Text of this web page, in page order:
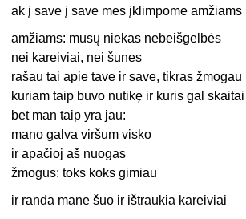
ak į save į save mes įklimpome amžiams
amžiams: mūsų niekas nebeišgelbės
nei kareiviai, nei šunes
rašau tai apie tave ir save, tikras žmogau
kuriam taip buvo nutikę ir kuris gal
bet man taip yra jau:
mano galva viršum visko
ir apačioj aš nuogas
žmogus: toks koks gimiau
ir randa mane šuo ir ištraukia kareiviai